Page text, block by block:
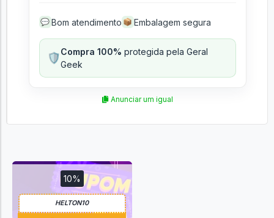
💬 Bom atendimento 📦 Embalagem segura
🛡️Compra 100% protegida pela Geral
Geek
Anunciar um igual
10%